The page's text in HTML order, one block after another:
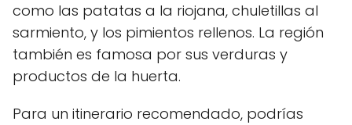
como las patatas a la riojana, chuletillas al
sarmiento, y los pimientos rellenos. La región
también es famosa por sus verduras y
productos de la huerta.
Para un itinerario recomendado, podrías